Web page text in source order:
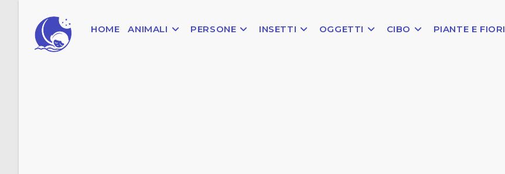
contenuto
HOME ANIMALI PERSONE INSETTI OGGETTI CIBO PIANTE E FIORI